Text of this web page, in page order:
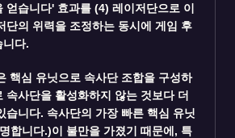
얻습니다' 효과를 (4) 레이저단으로 이
단의 위력을 조정하는 동시에 게임 후
니다.
핵심 유닛으로 속사단조합을 구성하
속사단을 활성화하지 않는 것보다 더
습니다. 속사단의 가장 빠른 핵심 유닛
합니다.)이 불만을 가졌기 때문에, 특